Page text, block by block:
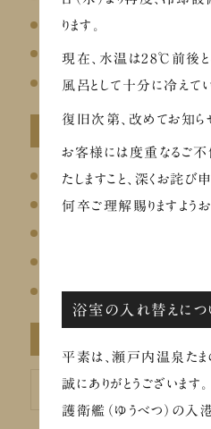
お食事
リラクゼーション
その他
イベントのお知らせ
8月のLINEクーポン
ります。
現在、水温は28℃前後と
風呂として十分に冷えて
復旧次第、改めてお知ら
お客様には度重なるご不
たしますこと、深くお詫び
何卒ご理解賜りますよう
浴室の入れ替えにつ
平素は、瀬戸内温泉たま
誠にありがとうございます。
護衛艦（ゆうべつ）の入